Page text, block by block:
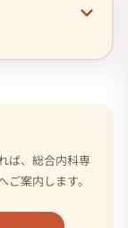
ば、総合内科専
案内します。